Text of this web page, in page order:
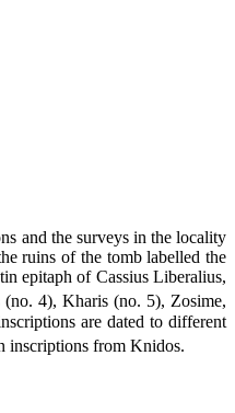
and the surveys in the locality
ruins of the tomb labelled the
epitaph of Cassius Liberalius,
4), Kharis (no. 5), Zosime,
are dated to different
inscriptions from Knidos.